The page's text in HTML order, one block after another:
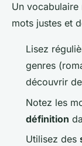
Un
mots justes et
Lisez
genres
découvrir
Notez les
définition
Utilisez des